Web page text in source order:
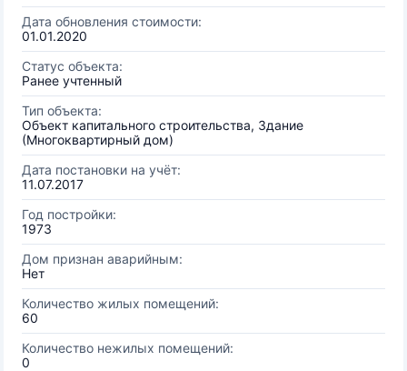
Дата обновления стоимости:
01.01.2020
Статус объекта:
Ранее учтенный
Тип объекта:
Объект капитального строительства, Здание
(Многоквартирный дом)
Дата постановки на учёт:
11.07.2017
Год постройки:
1973
Дом признан аварийным:
Нет
Количество жилых помещений:
60
Количество нежилых помещений:
0